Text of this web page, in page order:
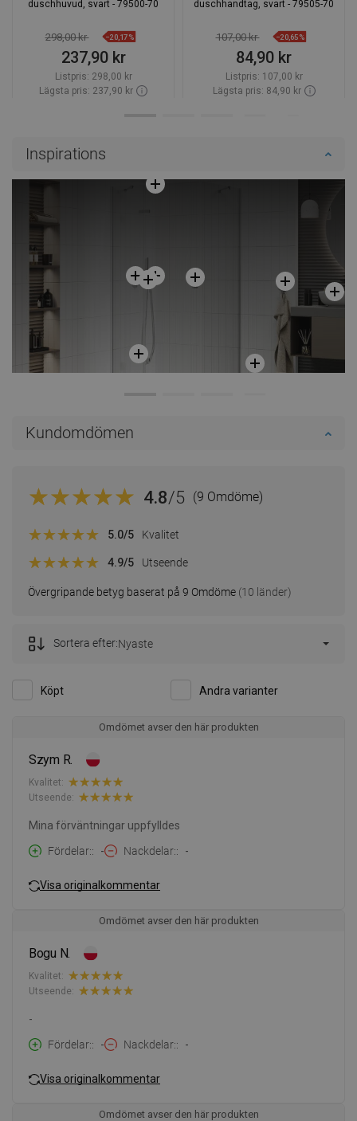
duschhuvud, svart - 79500-70
298,00 kr −20,17%
237,90 kr
Listpris: 298,00 kr
Lägsta pris: 237,90 kr
duschhandtag, svart - 79505-70
107,00 kr −20,65%
84,90 kr
Listpris: 107,00 kr
Lägsta pris: 84,90 kr
Inspirations
Kundomdömen
4.8/5 (9 Omdöme)
Övergripande betyg baserat på 9 Omdöme (10 länder)
5.0/5 Kvalitet
4.9/5 Utseende
Köpt Andra varianter
Sortera efter:Nyaste
Omdömet avser den här produkten
Szym R.
Kvalitet:
Utseende:
Mina förväntningar uppfylldes
Fördelar:
- Nackdelar: -
Visa originalkommentar
Omdömet avser den här produkten
Bogu N.
Kvalitet:
Utseende:
-
Fördelar:
- Nackdelar: -
Visa originalkommentar
Omdömet avser den här produkten